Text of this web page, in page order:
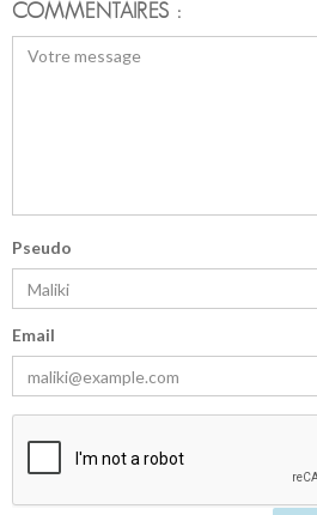
COMMENTAIRES :
Pseudo
Email